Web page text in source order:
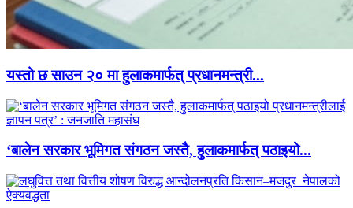
यस्तो छ साउन २० मा हुलाकमार्फत् प्रधानमन्त्री...
‘बालेन सरकार भूमिगत संगठन जस्तै, हुलाकमार्फत् पठाइयो...